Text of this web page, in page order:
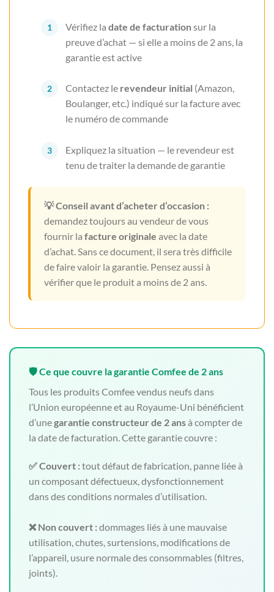
Vérifiez la date de facturationsur la
preuve d’achat — si elle a moins de 2 ans, la
garantie est active
Contactez le revendeur initial (Amazon,
Boulanger, etc.) indiqué sur la facture avec
le numéro de commande
Expliquez la situation — le revendeur est
tenu de traiter la demande de garantie
💡 Conseil avant d’acheter d’occasion :
demandez toujours au vendeur de vous
fournir la facture originale avec la date
d’achat. Sans ce document, il sera très difficile
de faire valoir la garantie. Pensez aussi à
vérifier que le produit a moins de 2 ans.
🛡️ Ce que couvre la garantie Comfee de 2 ans
Tous les produits Comfee vendus neufs dans
l’Union européenne et au Royaume-Uni bénéficient
d’unegarantie constructeur de 2 ansà compter de
la date de facturation. Cette garantie couvre :
✅ Couvert :tout défaut de fabrication, panne liée à
un composant défectueux, dysfonctionnement
dans des conditions normales d’utilisation.
❌ Non couvert :dommages liés à une mauvaise
utilisation, chutes, surtensions, modifications de
l’appareil, usure normale des consommables (filtres,
joints).